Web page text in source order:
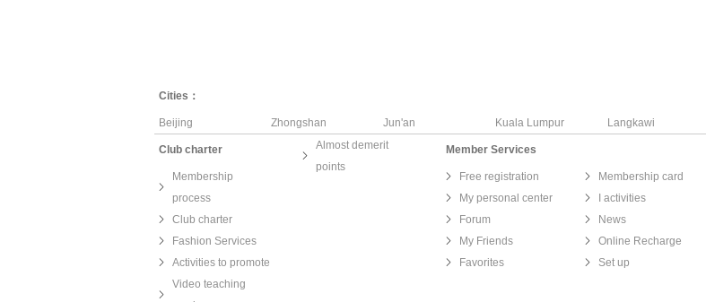
Cities：
Beijing Zhongshan Jun'an Kuala Lumpur Langkawi
Club charter
Membership
process
Club charter
Fashion Services
Activities to promote
Video teaching
Almost demerit
points
Member Services
Free registration
Membership card
My personal center
I activities
Forum
News
My Friends
Online Recharge
Favorites
Set up